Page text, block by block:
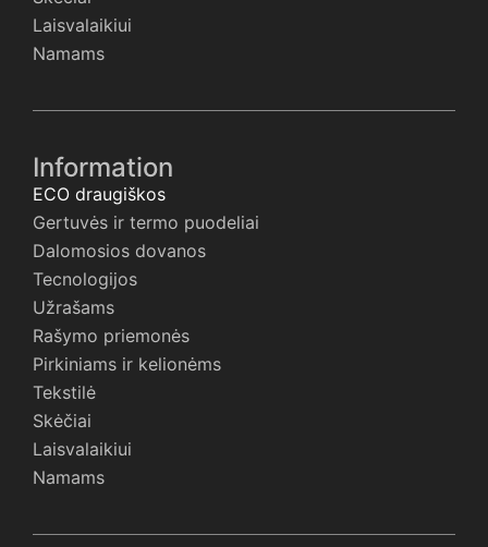
Laisvalaikiui
Namams
Information
ECO draugiškos
Gertuvės ir termo puodeliai
Dalomosios dovanos
Tecnologijos
Užrašams
Rašymo priemonės
Pirkiniams ir kelionėms
Tekstilė
Skėčiai
Laisvalaikiui
Namams